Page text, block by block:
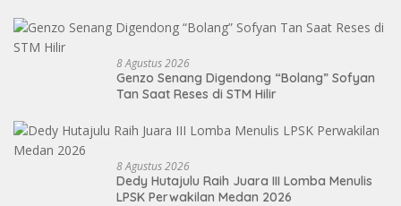
8 Agustus 2026
Genzo Senang Digendong “Bolang” Sofyan
Tan Saat Reses di STM Hilir
8 Agustus 2026
Dedy Hutajulu Raih Juara III Lomba Menulis
LPSK Perwakilan Medan 2026